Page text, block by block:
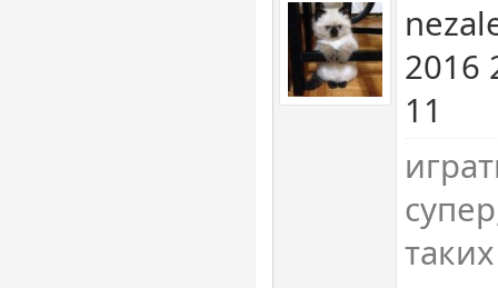
2016
11